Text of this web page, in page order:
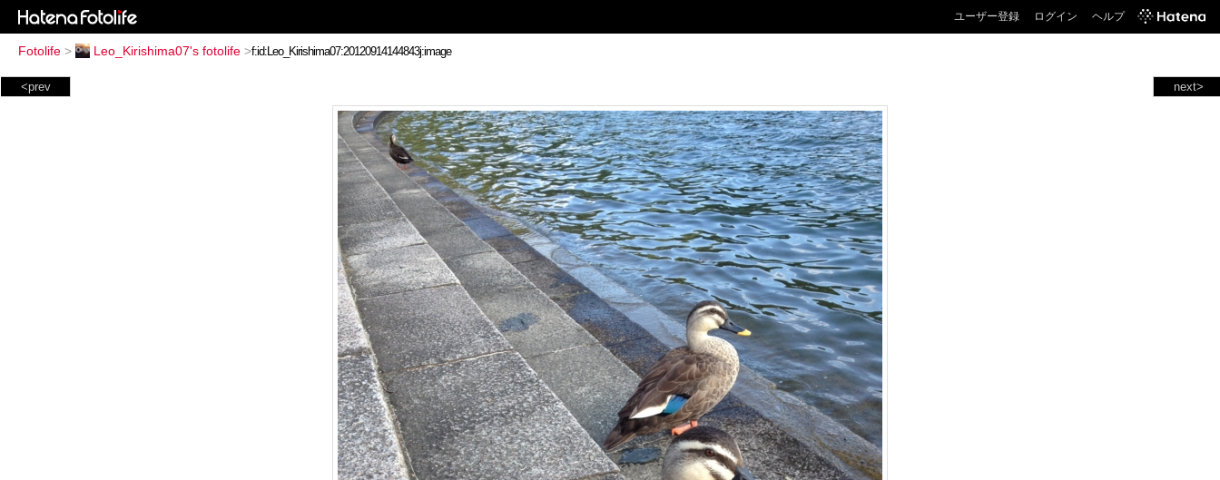
ユーザー登録 ログイン ヘルプ
Fotolife > Leo_Kirishima07's fotolife >
next>
<prev